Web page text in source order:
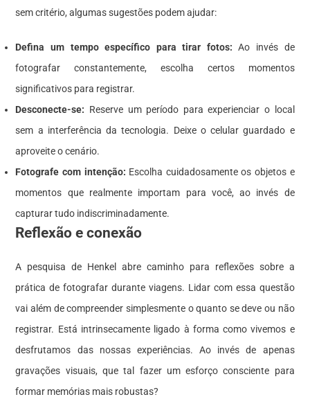
sem critério, algumas sugestões podem ajudar:
Defina um tempo específico para tirar fotos: Ao invés de
fotografar constantemente, escolha certos momentos
significativos para registrar.
Desconecte-se: Reserve um período para experienciar o local
sem a interferência da tecnologia. Deixe o celular guardado e
aproveite o cenário.
Fotografe com intenção: Escolha cuidadosamente os objetos e
momentos que realmente importam para você, ao invés de
capturar tudo indiscriminadamente.
Reflexão e conexão
A pesquisa de Henkel abre caminho para reflexões sobre a
prática de fotografar durante viagens. Lidar com essa questão
vai além de compreender simplesmente o quanto se deve ou não
registrar. Está intrinsecamente ligado à forma como vivemos e
desfrutamos das nossas experiências. Ao invés de apenas
gravações visuais, que tal fazer um esforço consciente para
formar memórias mais robustas?